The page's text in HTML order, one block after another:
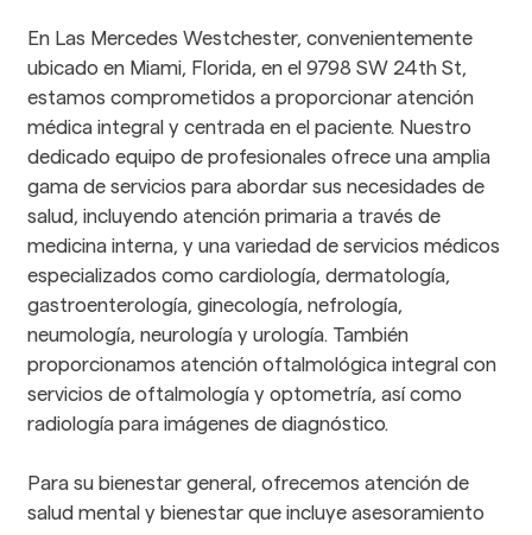
En Las Mercedes Westchester, convenientemente
ubicado en Miami, Florida, en el 9798 SW 24th St,
estamos comprometidos a proporcionar atención
médica integral y centrada en el paciente. Nuestro
dedicado equipo de profesionales ofrece una amplia
gama de servicios para abordar sus necesidades de
salud, incluyendo atención primaria a través de
medicina interna, y una variedad de servicios médicos
especializados como cardiología, dermatología,
gastroenterología, ginecología, nefrología,
neumología, neurología y urología. También
proporcionamos atención oftalmológica integral con
servicios de oftalmología y optometría, así como
radiología para imágenes de diagnóstico.
Para su bienestar general, ofrecemos atención de
salud mental y bienestar que incluye asesoramiento